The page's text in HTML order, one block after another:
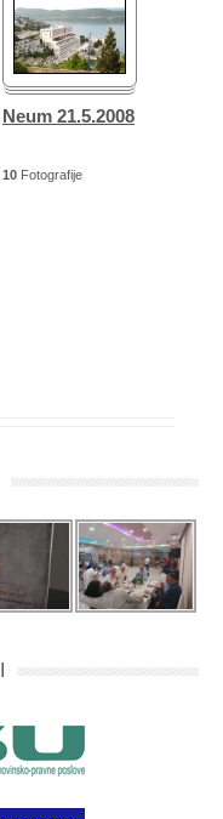
Neum 21.5.2008
10 Fotografije